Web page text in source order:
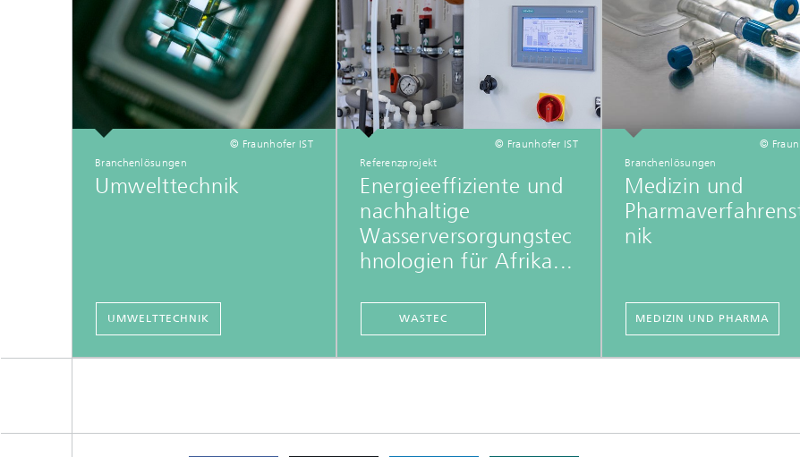
© Fraunhofer IST
Branchenlösungen
Umwelttechnik
UMWELTTECHNIK
© Fraunhofer IST
Referenzprojekt
Energieeffiziente und
nachhaltige
Wasserversorgungstec
hnologien für Afrika...
WASTEC
©
Branchenlösungen
Medizin und
nik
MEDIZIN UND PHARMA